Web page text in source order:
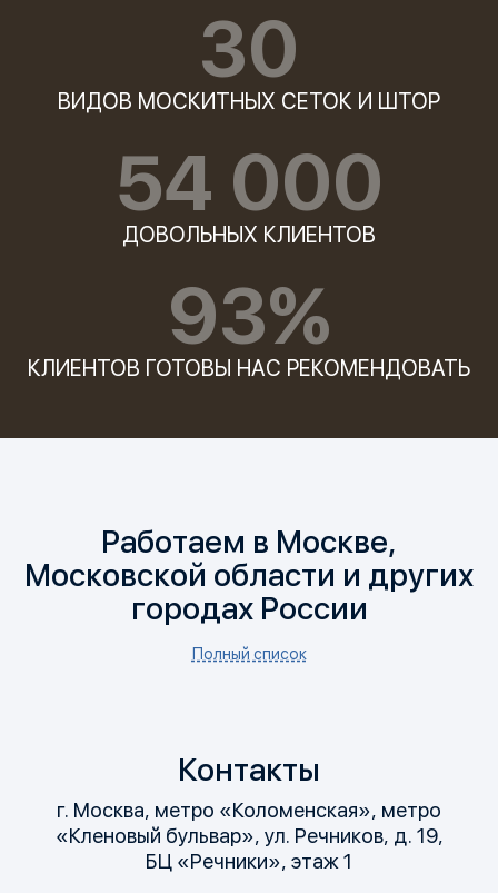
30
ВИДОВ МОСКИТНЫХ СЕТОК И ШТОР
54 000
ДОВОЛЬНЫХ КЛИЕНТОВ
93%
КЛИЕНТОВ ГОТОВЫ НАС РЕКОМЕНДОВАТЬ
Работаем в Москве,
Московской области и других
городах России
Полный список
Контакты
г. Москва, метро «Коломенская», метро
«Кленовый бульвар», ул. Речников, д. 19,
БЦ «Речники», этаж 1